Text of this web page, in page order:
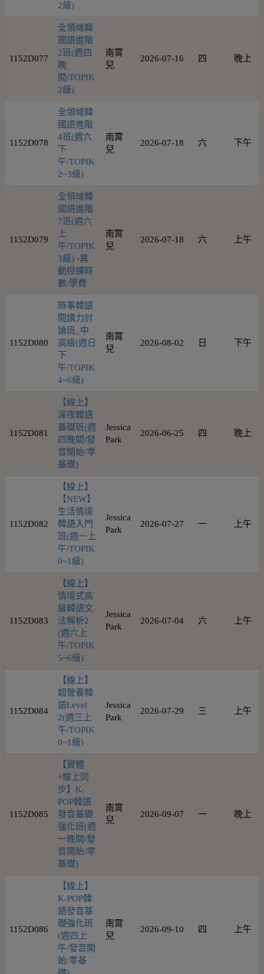
2級)
1152D077
全領域韓
國語進階
2班(週四
晚
間/TOPIK
2級)
南霄
兒
2026-07-16 四 晚上
1152D078
全領域韓
國語進階
4班(週六
下
午/TOPIK
2~3級)
南霄
兒
2026-07-18 六 下午
1152D079
全領域韓
國語進階
7班(週六
上
午/TOPIK
3級) -異
動授課時
數/學費
南霄
兒
2026-07-18 六 上午
1152D080
時事韓語
閱讀力討
論班_中
高級(週日
下
午/TOPIK
4~6級)
南霄
兒
2026-08-02 日 下午
1152D081
【線上】
深夜韓語
基礎班(週
四晚間/發
音開始/零
基礎)
Jessica
Park
2026-06-25 四 晚上
1152D082
【線上】
【NEW】
生活情境
韓語入門
班(週一上
午/TOPIK
0~1級)
Jessica
Park
2026-07-27 一 上午
1152D083
【線上】
情境式高
級韓語文
法解析2
(週六上
午/TOPIK
5~6級)
Jessica
Park
2026-07-04 六 上午
1152D084
【線上】
超營養韓
語Level
2(週三上
午/TOPIK
0~1級)
Jessica
Park
2026-07-29 三 上午
1152D085
【實體
+線上同
步】K-
POP韓語
發音基礎
強化班(週
一晚間/發
音開始/零
基礎)
南霄
兒
2026-09-07 一 晚上
1152D086
【線上】
K-POP韓
語發音基
礎強化班
(週四上
午/發音開
始/零基
南霄
兒
2026-09-10 四 上午